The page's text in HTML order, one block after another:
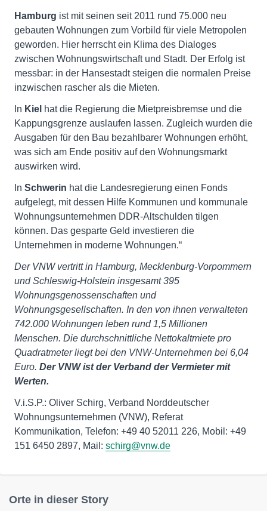
Hamburg ist mit seinen seit 2011 rund 75.000 neu
gebauten Wohnungen zum Vorbild für viele Metropolen
geworden. Hier herrscht ein Klima des Dialoges
zwischen Wohnungswirtschaft und Stadt. Der Erfolg ist
messbar: in der Hansestadt steigen die normalen Preise
inzwischen rascher als die Mieten.
In Kiel hat die Regierung die Mietpreisbremse und die
Kappungsgrenze auslaufen lassen. Zugleich wurden die
Ausgaben für den Bau bezahlbarer Wohnungen erhöht,
was sich am Ende positiv auf den Wohnungsmarkt
auswirken wird.
In Schwerin hat die Landesregierung einen Fonds
aufgelegt, mit dessen Hilfe Kommunen und kommunale
Wohnungsunternehmen DDR-Altschulden tilgen
können. Das gesparte Geld investieren die
Unternehmen in moderne Wohnungen.“
Der VNW vertritt in Hamburg, Mecklenburg-Vorpommern
und Schleswig-Holstein insgesamt 395
Wohnungsgenossenschaften und
Wohnungsgesellschaften. In den von ihnen verwalteten
742.000 Wohnungen leben rund 1,5 Millionen
Menschen. Die durchschnittliche Nettokaltmiete pro
Quadratmeter liegt bei den VNW-Unternehmen bei 6,04
Euro. Der VNW ist der Verband der Vermieter mit
Werten.
V.i.S.P.: Oliver Schirg, Verband Norddeutscher
Wohnungsunternehmen (VNW), Referat
Kommunikation, Telefon: +49 40 52011 226, Mobil: +49
151 6450 2897, Mail: schirg@vnw.de
Orte in dieser Story